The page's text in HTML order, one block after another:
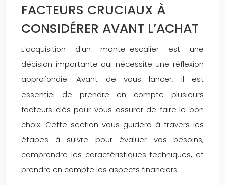
FACTEURS CRUCIAUX À
CONSIDÉRER AVANT L’ACHAT
L’acquisition d’un monte-escalier est une
décision importante qui nécessite une réflexion
approfondie. Avant de vous lancer, il est
essentiel de prendre en compte plusieurs
facteurs clés pour vous assurer de faire le bon
choix. Cette section vous guidera à travers les
étapes à suivre pour évaluer vos besoins,
comprendre les caractéristiques techniques, et
prendre en compte les aspects financiers.